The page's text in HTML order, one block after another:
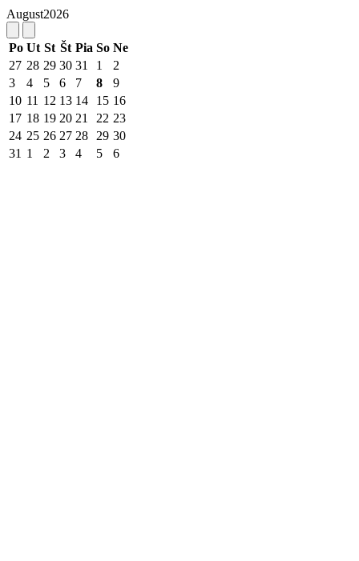
August2026
Po Ut St Št Pia So Ne
27 28 29 30 31 1
2
3
4 5 6 7 8
9
10 11 12 13 14 15 16
17 18 19 20 21 22 23
24 25 26 27 28 29 30
31 1 2 3 4 5 6